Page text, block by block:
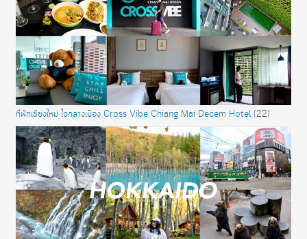
ที่พักเชียงใหม่ ใจกลางเมือง Cross Vibe Chiang Mai Decem Hotel (22)